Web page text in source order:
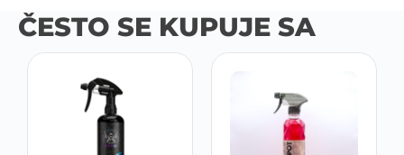
ČESTO SE KUPUJE SA